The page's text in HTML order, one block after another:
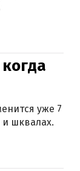
уже 7
и шквалах.